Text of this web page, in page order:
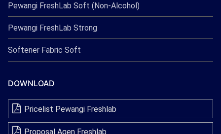
Pewangi FreshLab Soft (Non-Alcohol)
Pewangi FreshLab Strong
Softener Fabric Soft
DOWNLOAD
Pricelist Pewangi Freshlab
Proposal Agen Freshlab